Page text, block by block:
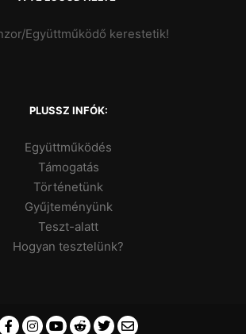
Együttműködő kerestetik!
PLUSSZ INFÓK:
Együttműködés
Támogatás
Történetünk
Gyűjteményünk
Teszt-alatt
Hogyan tesztelünk?